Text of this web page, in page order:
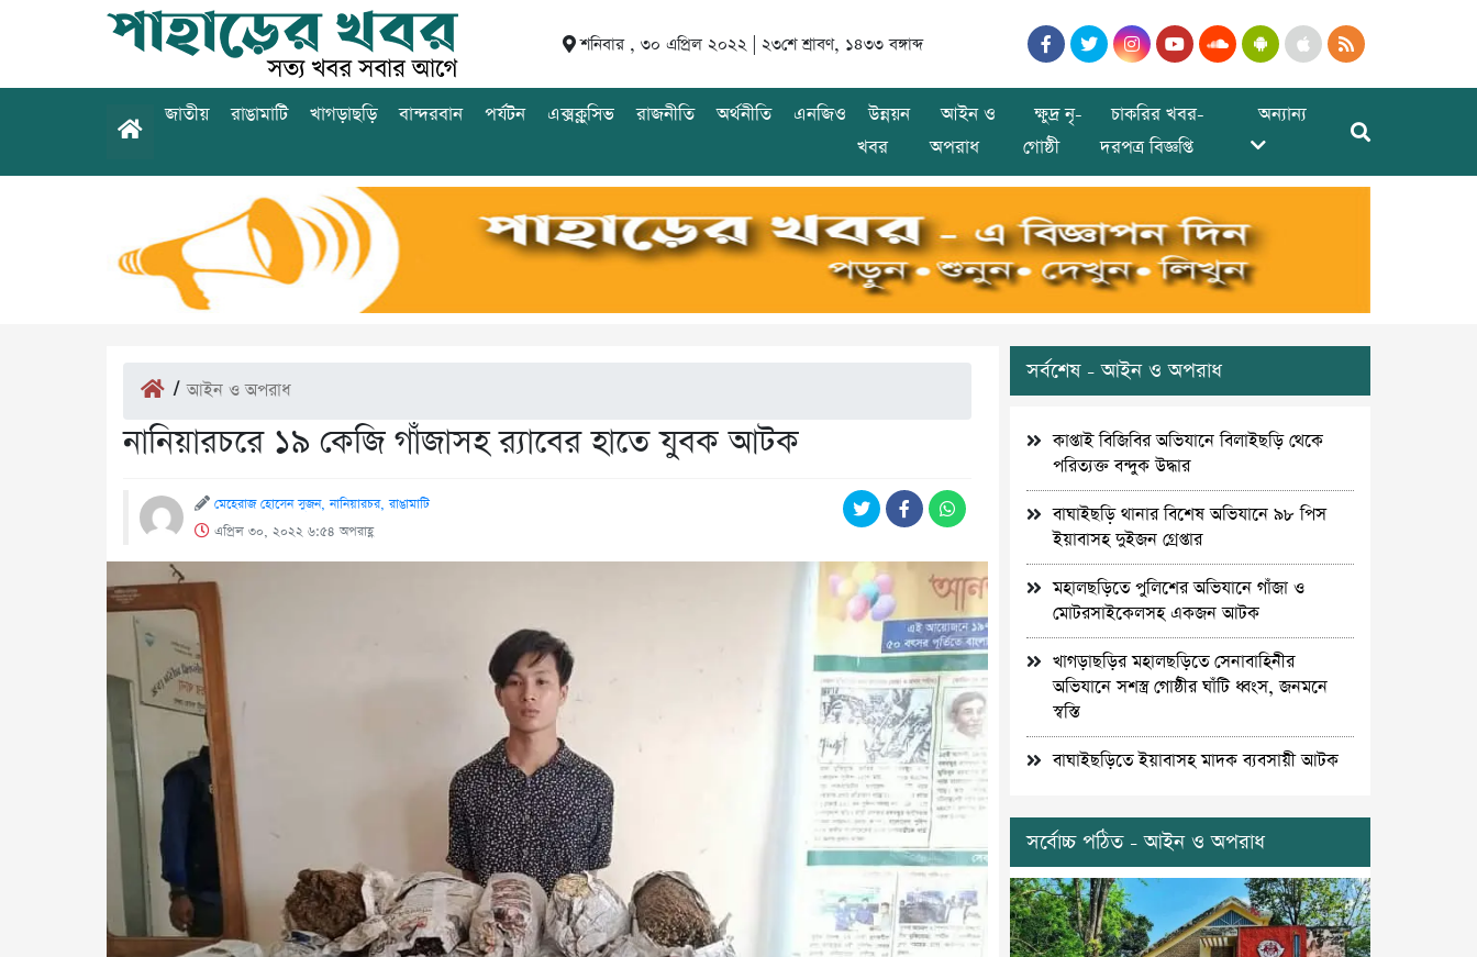
শনিবার , ৩০ এপ্রিল ২০২২ | ২৩শে শ্রাবণ, ১৪৩৩ বঙ্গাব্দ
জাতীয় রাঙামাটি খাগড়াছড়ি বান্দরবান পর্যটন এক্সক্লুসিভ রাজনীতি অর্থনীতি এনজিও
উন্নয়ন
খবর
আইন ও
অপরাধ
ক্ষুদ্র নৃ-
গোষ্ঠী
চাকরির খবর-
দরপত্র বিজ্ঞপ্তি
অন্যান্য
/আইন ও অপরাধ
নানিয়ারচরে ১৯ কেজি গাঁজাসহ র‍্যাবের হাতে যুবক আটক
মেহেরাজ হোসেন সুজন, নানিয়ারচর, রাঙামাটি
এপ্রিল ৩০, ২০২২ ৬:৫৪ অপরাহ্ণ
সর্বশেষ - আইন ও অপরাধ
কাপ্তাই বিজিবির অভিযানে বিলাইছড়ি থেকে
পরিত্যক্ত বন্দুক উদ্ধার
বাঘাইছড়ি থানার বিশেষ অভিযানে ৯৮ পিস
ইয়াবাসহ দুইজন গ্রেপ্তার
মহালছড়িতে পুলিশের অভিযানে গাঁজা ও
মোটরসাইকেলসহ একজন আটক
খাগড়াছড়ির মহালছড়িতে সেনাবাহিনীর
অভিযানে সশস্ত্র গোষ্ঠীর ঘাঁটি ধ্বংস, জনমনে
স্বস্তি
বাঘাইছড়িতে ইয়াবাসহ মাদক ব্যবসায়ী আটক
সর্বোচ্চ পঠিত - আইন ও অপরাধ